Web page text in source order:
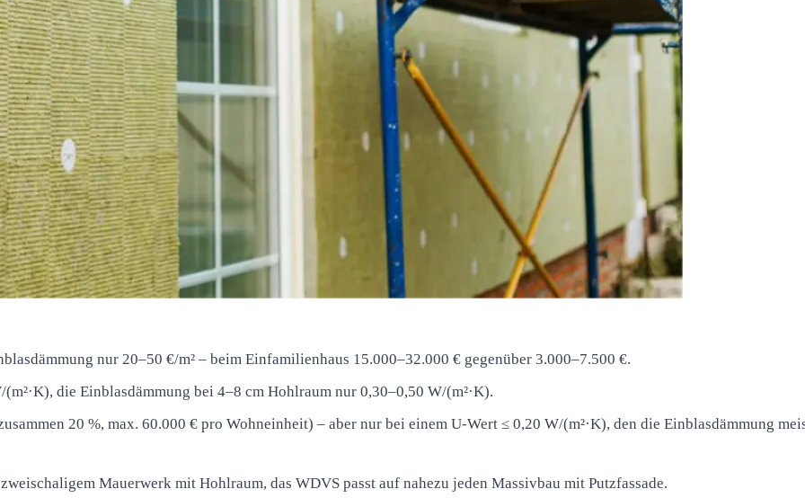
nur 20–50 €/m² – beim Einfamilienhaus 15.000–32.000 € gegenüber 3.000–7.500 €.
die Einblasdämmung bei 4–8 cm Hohlraum nur 0,30–0,50 W/(m²·K).
20 %, max. 60.000 € pro Wohneinheit) – aber nur bei einem U-Wert ≤ 0,20 W/(m²·K), den die Einblasdämmung
Mauerwerk mit Hohlraum, das WDVS passt auf nahezu jeden Massivbau mit Putzfassade.